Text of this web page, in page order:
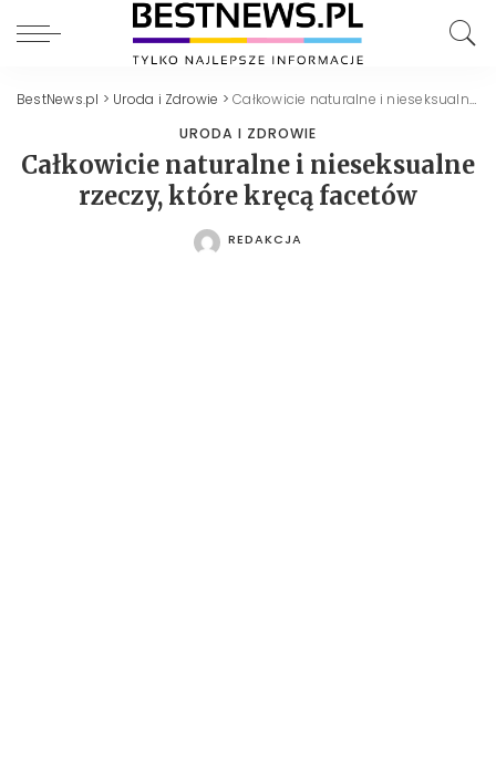
BestNews.pl > Uroda i Zdrowie >Całkowicie naturalne i nieseksualne rzeczy, które kręcą facetów
URODA I ZDROWIE
Całkowicie naturalne i nieseksualne
rzeczy, które kręcą facetów
POSTED
REDAKCJA